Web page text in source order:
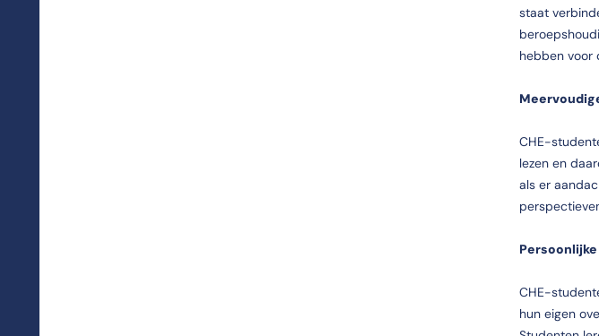
staat
hebben voor
CHE-
lezen en
als er
CHE-
hun eigen